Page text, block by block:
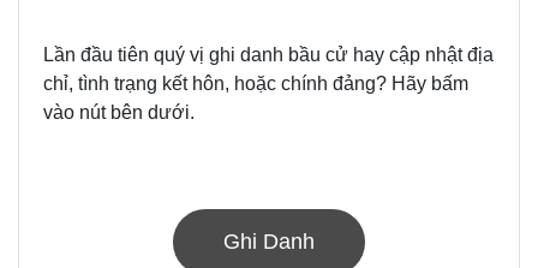
Lần đầu tiên quý vị ghi danh bầu cử hay cập nhật địa
chỉ, tình trạng kết hôn, hoặc chính đảng? Hãy bấm
vào nút bên dưới.
Ghi Danh